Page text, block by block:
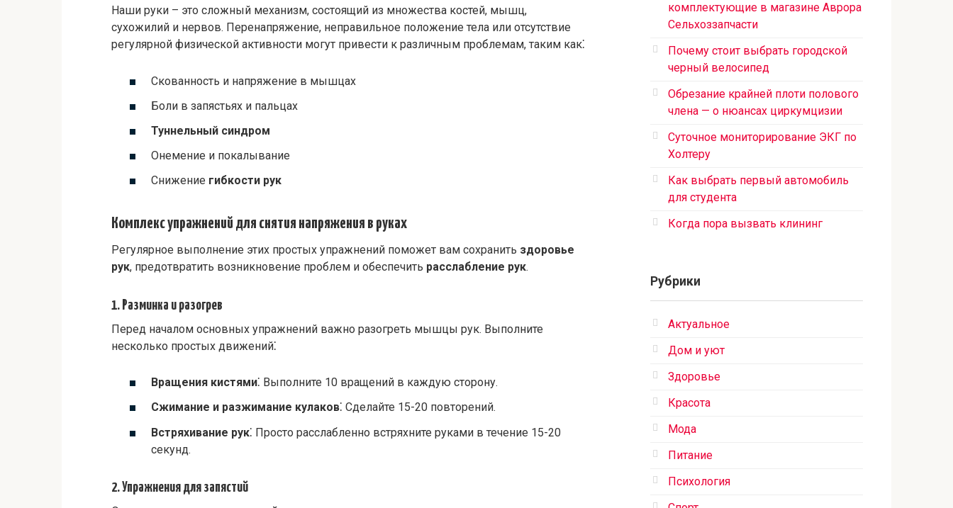
Наши руки – это сложный механизм, состоящий из множества костей, мышц,
сухожилий и нервов. Перенапряжение, неправильное положение тела или отсутствие
регулярной физической активности могут привести к различным проблемам, таким как⁚
Скованность и напряжение в мышцах
Боли в запястьях и пальцах
Туннельный синдром
Онемение и покалывание
Снижение гибкости рук
Комплекс упражнений для снятия напряжения в руках
Регулярное выполнение этих простых упражнений поможет вам сохранить здоровье
рук, предотвратить возникновение проблем и обеспечить расслабление рук.
1. Разминка и разогрев
Перед началом основных упражнений важно разогреть мышцы рук. Выполните
несколько простых движений⁚
Вращения кистями⁚ Выполните 10 вращений в каждую сторону.
Сжимание и разжимание кулаков⁚ Сделайте 15-20 повторений.
Встряхивание рук⁚ Просто расслабленно встряхните руками в течение 15-20
секунд.
2. Упражнения для запястий
комплектующие в магазине Аврора
Сельхоззапчасти
Почему стоит выбрать городской
черный велосипед
Обрезание крайней плоти полового
члена — о нюансах циркумцизии
Суточное мониторирование ЭКГ по
Холтеру
Как выбрать первый автомобиль
для студента
Когда пора вызвать клининг
Рубрики
Актуальное
Дом и уют
Здоровье
Красота
Мода
Питание
Психология